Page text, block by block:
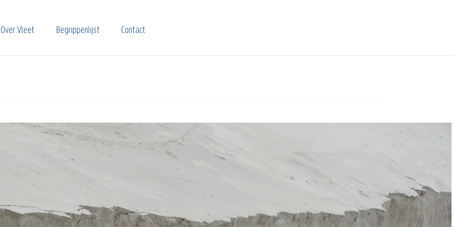
Over Vleet Begrippenlijst Contact